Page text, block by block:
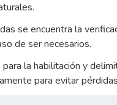
se encuentra la
de ser necesarios.
la habilitación y
para evitar